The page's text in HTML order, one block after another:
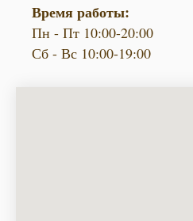
Время работы:
Пн - Пт 10:00-20:00
Сб - Вс 10:00-19:00